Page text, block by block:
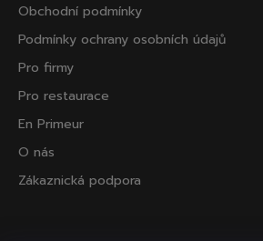
Obchodní podmínky
Podmínky ochrany osobních údajů
Pro firmy
Pro restaurace
En Primeur
O nás
Zákaznická podpora